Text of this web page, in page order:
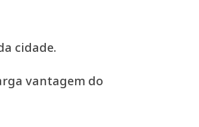
cidade.
vantagem do